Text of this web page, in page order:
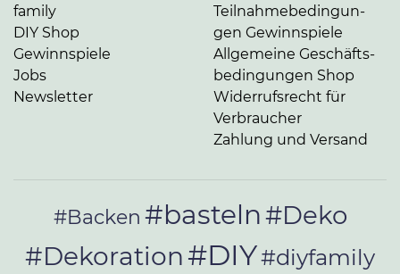
family
DIY Shop
Gewinnspiele
Jobs
Newsletter
Teil­nah­me­be­din­gun­
gen Gewinnspiele
Allgemeine Ge­schäfts­
be­din­gun­gen Shop
Widerrufsrecht für
Verbraucher
Zahlung und Versand
#Backen #basteln#Deko
#Dekoration #DIY#diyfamily